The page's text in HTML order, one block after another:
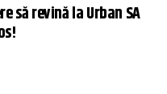
să revină la Urban SA